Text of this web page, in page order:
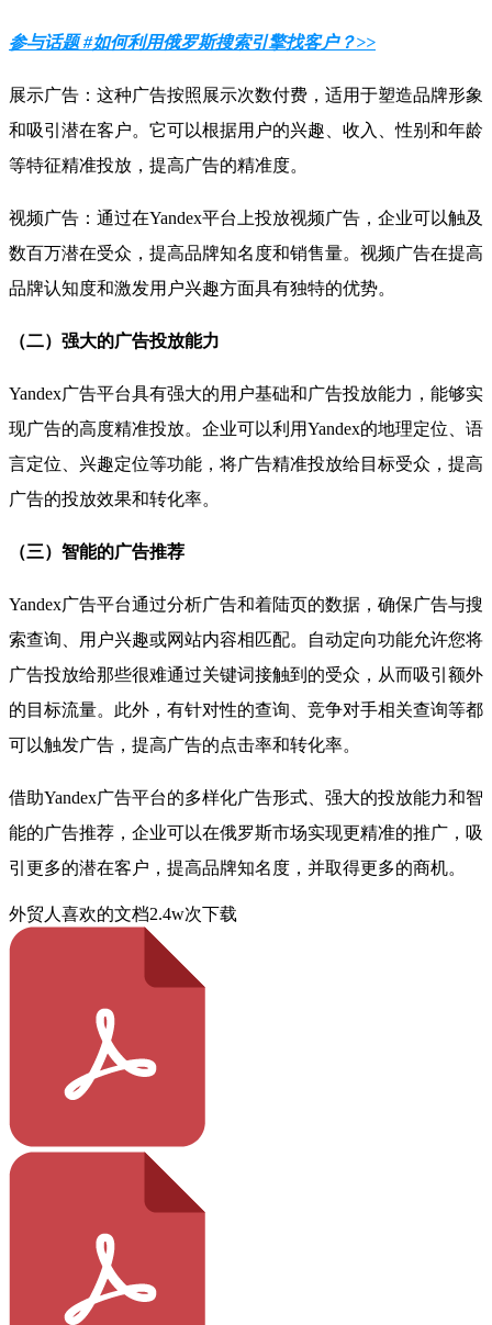
参与话题 #如何利用俄罗斯搜索引擎找客户？>>
展示广告：这种广告按照展示次数付费，适用于塑造品牌形象
和吸引潜在客户。它可以根据用户的兴趣、收入、性别和年龄
等特征精准投放，提高广告的精准度。
视频广告：通过在Yandex平台上投放视频广告，企业可以触及
数百万潜在受众，提高品牌知名度和销售量。视频广告在提高
品牌认知度和激发用户兴趣方面具有独特的优势。
（二）强大的广告投放能力
Yandex广告平台具有强大的用户基础和广告投放能力，能够实
现广告的高度精准投放。企业可以利用Yandex的地理定位、语
言定位、兴趣定位等功能，将广告精准投放给目标受众，提高
广告的投放效果和转化率。
（三）智能的广告推荐
Yandex广告平台通过分析广告和着陆页的数据，确保广告与搜
索查询、用户兴趣或网站内容相匹配。自动定向功能允许您将
广告投放给那些很难通过关键词接触到的受众，从而吸引额外
的目标流量。此外，有针对性的查询、竞争对手相关查询等都
可以触发广告，提高广告的点击率和转化率。
借助Yandex广告平台的多样化广告形式、强大的投放能力和智
能的广告推荐，企业可以在俄罗斯市场实现更精准的推广，吸
引更多的潜在客户，提高品牌知名度，并取得更多的商机。
外贸人喜欢的文档2.4w次下载